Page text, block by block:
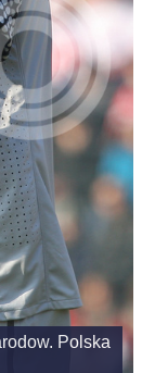
Polska